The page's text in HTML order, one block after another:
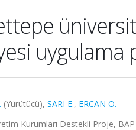
uygulama
(Yürütücü), SARI E., ERCAN O.
Kurumları Destekli Proje,